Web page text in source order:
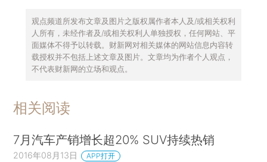
观点频道所发布文章及图片之版权属作者本人及/或相关权利
人所有，未经作者及/或相关权利人单独授权，任何网站、平
面媒体不得予以转载。财新网对相关媒体的网站信息内容转
载授权并不包括上述文章及图片。文章均为作者个人观点，
不代表财新网的立场和观点。
相关阅读
7月汽车产销增长超20% SUV持续热销
2016年08月13日 APP打开